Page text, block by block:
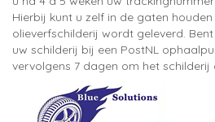
Hierbij kunt u zelf in de gaten
olieverfschilderij wordt geleverd.
uw schilderij bij een PostNL
vervolgens 7 dagen om het schilderij